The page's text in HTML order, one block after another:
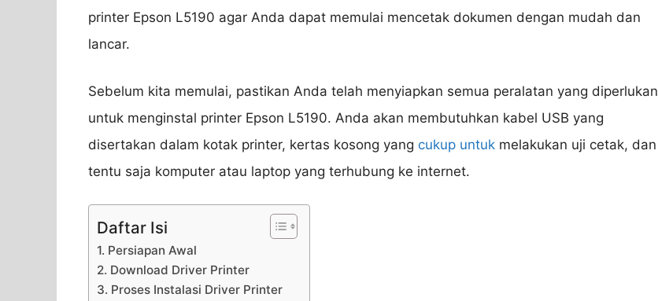
printer Epson L5190 agar Anda dapat memulai mencetak dokumen dengan mudah dan
lancar.
Sebelum kita memulai, pastikan Anda telah menyiapkan semua peralatan yang diperlukan
untuk menginstal printer Epson L5190. Anda akan membutuhkan kabel USB yang
disertakan dalam kotak printer, kertas kosong yang cukup untuk melakukan uji cetak, dan
tentu saja komputer atau laptop yang terhubung ke internet.
Daftar Isi
1. Persiapan Awal
2. Download Driver Printer
3. Proses Instalasi Driver Printer